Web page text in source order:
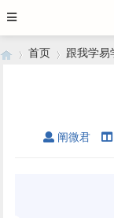
首页 跟我学易
阐微君